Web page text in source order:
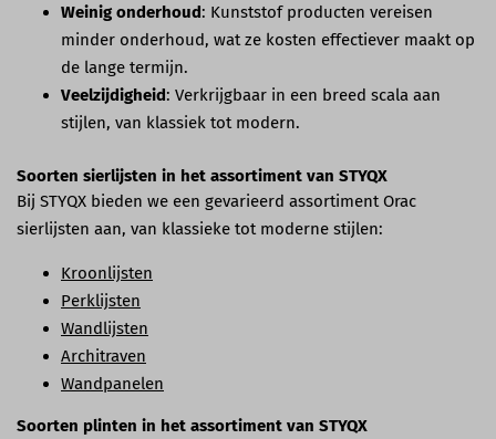
Weinig onderhoud: Kunststof producten vereisen
minder onderhoud, wat ze kosten effectiever maakt op
de lange termijn.
Veelzijdigheid: Verkrijgbaar in een breed scala aan
stijlen, van klassiek tot modern.
Soorten sierlijsten in het assortiment van STYQX
Bij STYQX bieden we een gevarieerd assortiment Orac
sierlijsten aan, van klassieke tot moderne stijlen:
Kroonlijsten
Perklijsten
Wandlijsten
Architraven
Wandpanelen
Soorten plinten in het assortiment van STYQX